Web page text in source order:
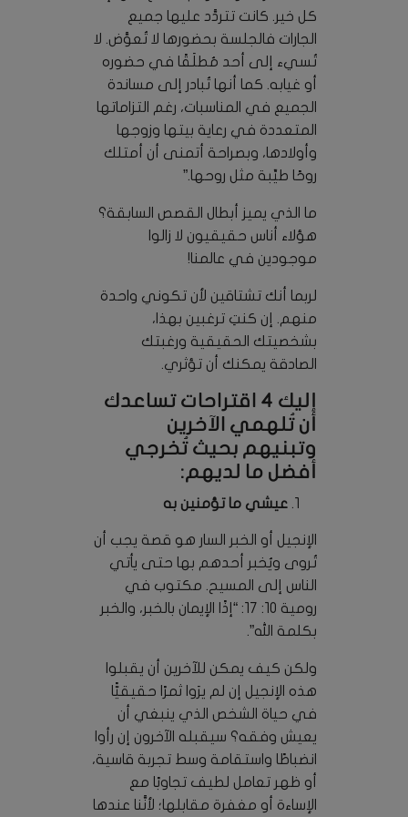
كل خير. كانت تتردَّد عليها جميع
الجارات فالجلسة بحضورها لا تُعوَّض. لا
تُسيء إلى أحد مُطلَقًا في حضوره
أو غيابه. كما أنها تُبادر إلى مساندة
الجميع في المناسبات، رغم التزاماتها
المتعددة في رعاية بيتها وزوجها
وأولادها، وبصراحة أتمنى أن أمتلك
روحًا طيِّبة مثل روحها.”
ما الذي يميز أبطال القصص السابقة؟
هؤلاء أناس حقيقيون لا زالوا
موجودين في عالمنا!
لربما أنك تشتاقين لأن تكوني واحدة
منهم. إن كنتِ ترغبين بهذا،
بشخصيتك الحقيقية ورغبتك
الصادقة يمكنك أن تؤثري.
إليك 4 اقتراحات تساعدك
أن تُلهمي الآخرين
وتبنيهم بحيث تُخرجي
أفضل ما لديهم:
عيشي ما تؤمنين به
الإنجيل أو الخبر السار هو قصة يجب أن
تُروى ويُخبر أحدهم بها حتى يأتي
الناس إلى المسيح. مكتوب في
رومية 10: 17: “إذًا الإيمان بالخبر، والخبر
بكلمة الله”.
ولكن كيف يمكن للآخرين أن يقبلوا
هذه الإنجيل إن لم يرَوا ثمرًا حقيقيًّا
في حياة الشخص الذي ينبغي أن
يعيش وفقه؟ سيقبله الآخرون إن رأوا
انضباطًا واستقامة وسط تجربة قاسية،
أو ظهر تعامل لطيف تجاوبًا مع
الإساءة أو مغفرة مقابلها؛ لأنَّنا عندها